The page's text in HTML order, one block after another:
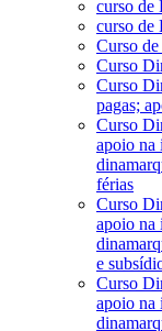
curso de
curso de
Curso
Curso
Curso
pagas;
Curso
apoio na
férias
Curso
apoio na
e
Curso
apoio na